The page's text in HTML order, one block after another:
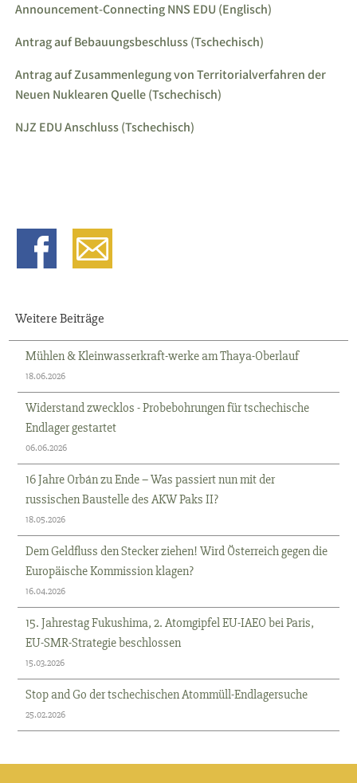
Announcement-Connecting NNS EDU (Englisch)
Antrag auf Bebauungsbeschluss (Tschechisch)
Antrag auf Zusammenlegung von Territorialverfahren der
Neuen Nuklearen Quelle (Tschechisch)
NJZ EDU Anschluss (Tschechisch)
Weitere Beiträge
Mühlen & Kleinwasserkraft-werke am Thaya-Oberlauf
18.06.2026
Widerstand zwecklos - Probebohrungen für tschechische
Endlager gestartet
06.06.2026
16 Jahre Orbán zu Ende – Was passiert nun mit der
russischen Baustelle des AKW Paks II?
18.05.2026
Dem Geldfluss den Stecker ziehen! Wird Österreich gegen die
Europäische Kommission klagen?
16.04.2026
15. Jahrestag Fukushima, 2. Atomgipfel EU-IAEO bei Paris,
EU-SMR-Strategie beschlossen
15.03.2026
Stop and Go der tschechischen Atommüll-Endlagersuche
25.02.2026